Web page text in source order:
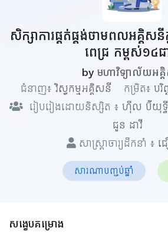
សិក្សាការផ្គត់ផ្គង់ថាមពលអគ្គិស
ពេជ្រ កម្ពស់១៤ជ
by មហាវិទ្យាល័យអគ្
ជំនាញ៖វិស្វកម្មអគ្គិសនី កម្រិត៖ បរិ
រៀបរៀងដោយនិស្សិត ៖ ហ៊ឹល ប៊ីយុទ្ធី
ជួន​ ដាវី
សាស្ត្រាចារ្យដឹកនាំ ៖ ជ
សារណាបញ្ចប់ឆ្នាំ
សង្ខេបគម្រោង